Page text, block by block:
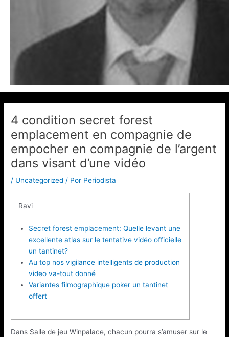
4 condition secret forest
emplacement en compagnie de
empocher en compagnie de l’argent
dans visant d’une vidéo
/ Uncategorized / Por Periodista
Ravi
Secret forest emplacement: Quelle levant une
excellente atlas sur le tentative vidéo officielle
un tantinet?
Au top nos vigilance intelligents de production
video va-tout donné
Variantes filmographique poker un tantinet
offert
Dans Salle de jeu Winpalace, chacun pourra s’amuser sur le